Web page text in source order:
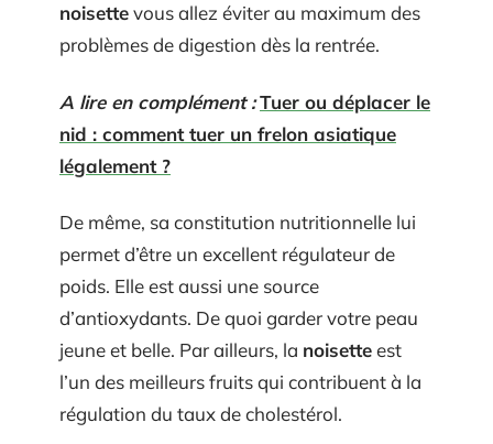
noisettevous allez éviter au maximum des
problèmes de digestion dès la rentrée.
A lire en complément :Tuer ou déplacer le
nid : comment tuer un frelon asiatique
légalement ?
De même, sa constitution nutritionnelle lui
permet d’être un excellent régulateur de
poids. Elle est aussi une source
d’antioxydants. De quoi garder votre peau
jeune et belle. Par ailleurs, la noisetteest
l’un des meilleurs fruits qui contribuent à la
régulation du taux de cholestérol.